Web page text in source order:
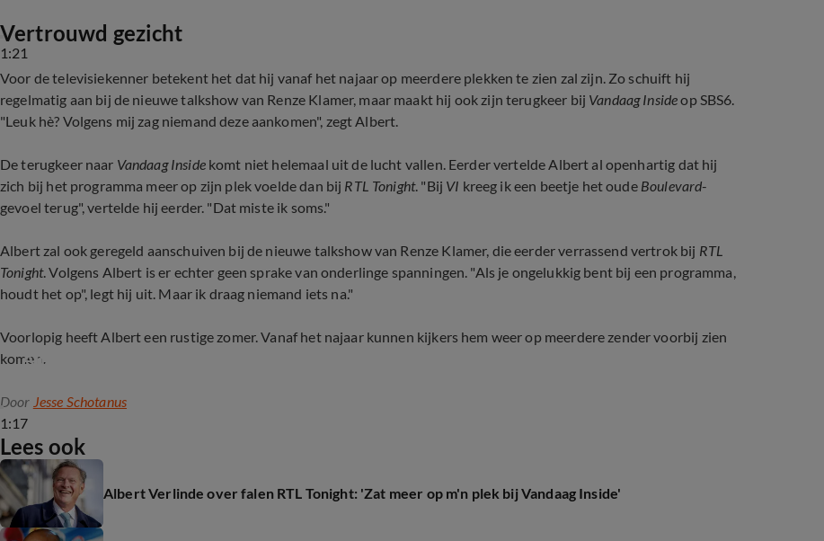
1:21
Vertrouwd gezicht
Voor de televisiekenner betekent het dat hij vanaf het najaar op meerdere plekken te zien zal zijn. Zo schuift hij
regelmatig aan bij de nieuwe talkshow van Renze Klamer, maar maakt hij ook zijn terugkeer bij Vandaag Insideop SBS6.
"Leuk hè? Volgens mij zag niemand deze aankomen", zegt Albert.
De terugkeer naar Vandaag Insidekomt niet helemaal uit de lucht vallen. Eerder vertelde Albert al openhartig dat hij
zich bij het programma meer op zijn plek voelde dan bij RTL Tonight. "Bij VI kreeg ik een beetje het oudeBoulevard-
gevoel terug", vertelde hij eerder. "Dat miste ik soms."
Albert zal ook geregeld aanschuiven bij de nieuwe talkshow van Renze Klamer, die eerder verrassend vertrok bij RTL
Tonight. Volgens Albert is er echter geen sprake van onderlinge spanningen. "Als je ongelukkig bent bij een programma,
houdt het op", legt hij uit. Maar ik draag niemand iets na."
Voorlopig heeft Albert een rustige zomer. Vanaf het najaar kunnen kijkers hem weer op meerdere zender voorbij zien
komen.
1:17
Albert Verlinde reageert op 'sneer' van Renze Klamer naar RTL
Door Jesse Schotanus
Lees ook
Albert Verlinde over falen RTL Tonight: 'Zat meer op m'n plek bij Vandaag Inside'